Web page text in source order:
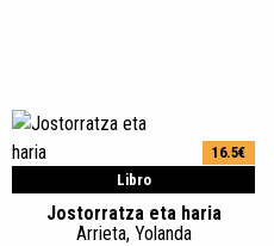
Libro
16.5€
Jostorratza eta haria
Arrieta, Yolanda